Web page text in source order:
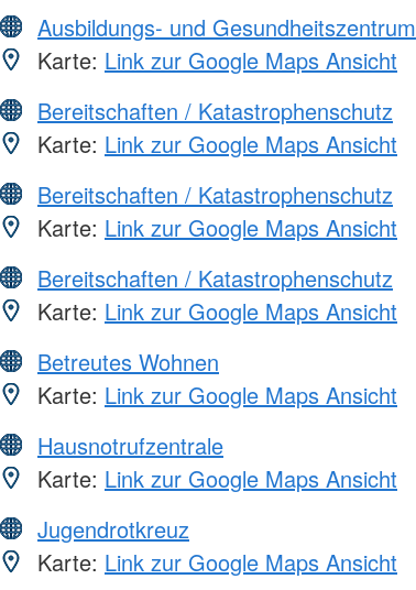
Ausbildungs- und Gesundheitszentrum
Karte: Link zur Google Maps Ansicht
Bereitschaften / Katastrophenschutz
Karte: Link zur Google Maps Ansicht
Bereitschaften / Katastrophenschutz
Karte: Link zur Google Maps Ansicht
Bereitschaften / Katastrophenschutz
Karte: Link zur Google Maps Ansicht
Betreutes Wohnen
Karte: Link zur Google Maps Ansicht
Hausnotrufzentrale
Karte: Link zur Google Maps Ansicht
Jugendrotkreuz
Karte: Link zur Google Maps Ansicht